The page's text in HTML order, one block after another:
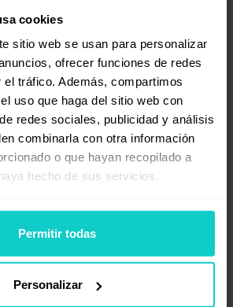
cookies
sitio web se usan para personalizar
ofrecer funciones de redes
tráfico. Además, compartimos
uso que haga del sitio web con
redes sociales, publicidad y análisis
combinarla con otra información
o que hayan recopilado a
hecho de sus servicios.
Permitir todas
Personalizar
e innumerables
en nuevos